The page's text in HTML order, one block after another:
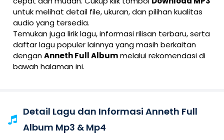
untuk melihat detail file, ukuran, dan pilihan kualitas
audio yang tersedia.
Temukan juga lirik lagu, informasi rilisan terbaru, serta
daftar lagu populer lainnya yang masih berkaitan
denganAnneth Full Albummelalui rekomendasi di
bawah halaman ini.
Detail Lagu dan Informasi Anneth Full
Album Mp3 & Mp4